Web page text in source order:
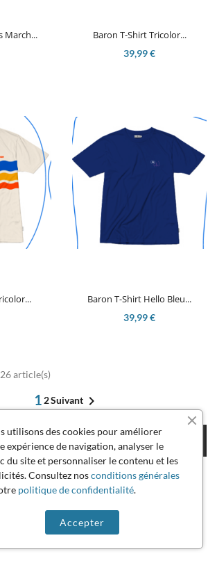
March... Baron T-Shirt Tricolor...
39,99 €
Baron T-Shirt Hello Bleu...
39,99 €
article(s)
1 2Suivant 
Sweatshirts et bien plus de la marque Baron.
respire l'air iodé du Sud-ouest et le chill à
est une marque locale engagée, qui
frais et stylés, respectueux des
utilisons des cookies pour améliorer
expérience de navigation, analyser le
du site et personnaliser le contenu et les
Consultez nosconditions générales
politique de confidentialité.
Accepter